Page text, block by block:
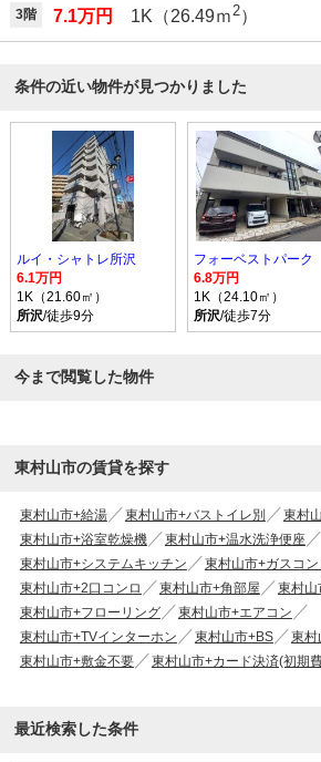
3階 7.1万円 1K（26.49ｍ2）
条件の近い物件が見つかりました
ルイ・シャトレ所沢
6.1万円
1K（21.60㎡）
所沢/徒歩9分
フォーベストパーク
6.8万円
1K（24.10㎡）
所沢/徒歩7分
今まで閲覧した物件
東村山市の賃貸を探す
東村山市+給湯 東村山市+バストイレ別
東村
東村山市+浴室乾燥機
東村山市+温水洗浄便座
東村山市+システムキッチン
東村山市+ガスコン
東村山市+2口コンロ
東村山市+角部屋
東村山
東村山市+フローリング
東村山市+エアコン
東村山市+TVインターホン
東村山市+BS
東村
東村山市+敷金不要
東村山市+カード決済(初期
最近検索した条件